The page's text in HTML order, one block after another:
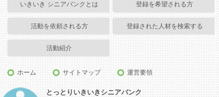
いきいき シニアバンクとは 登録を希望される方
活動を依頼される方 登録された人材を検索する
活動紹介
ホーム サイトマップ 運営要領
とっとりいきいきシニアバンク